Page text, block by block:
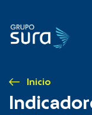
Inicio